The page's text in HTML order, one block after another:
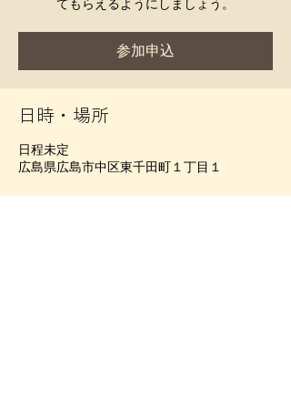
てもらえるようにしましょう。
参加申込
日時・場所
日程未定
広島県広島市中区東千田町１丁目１